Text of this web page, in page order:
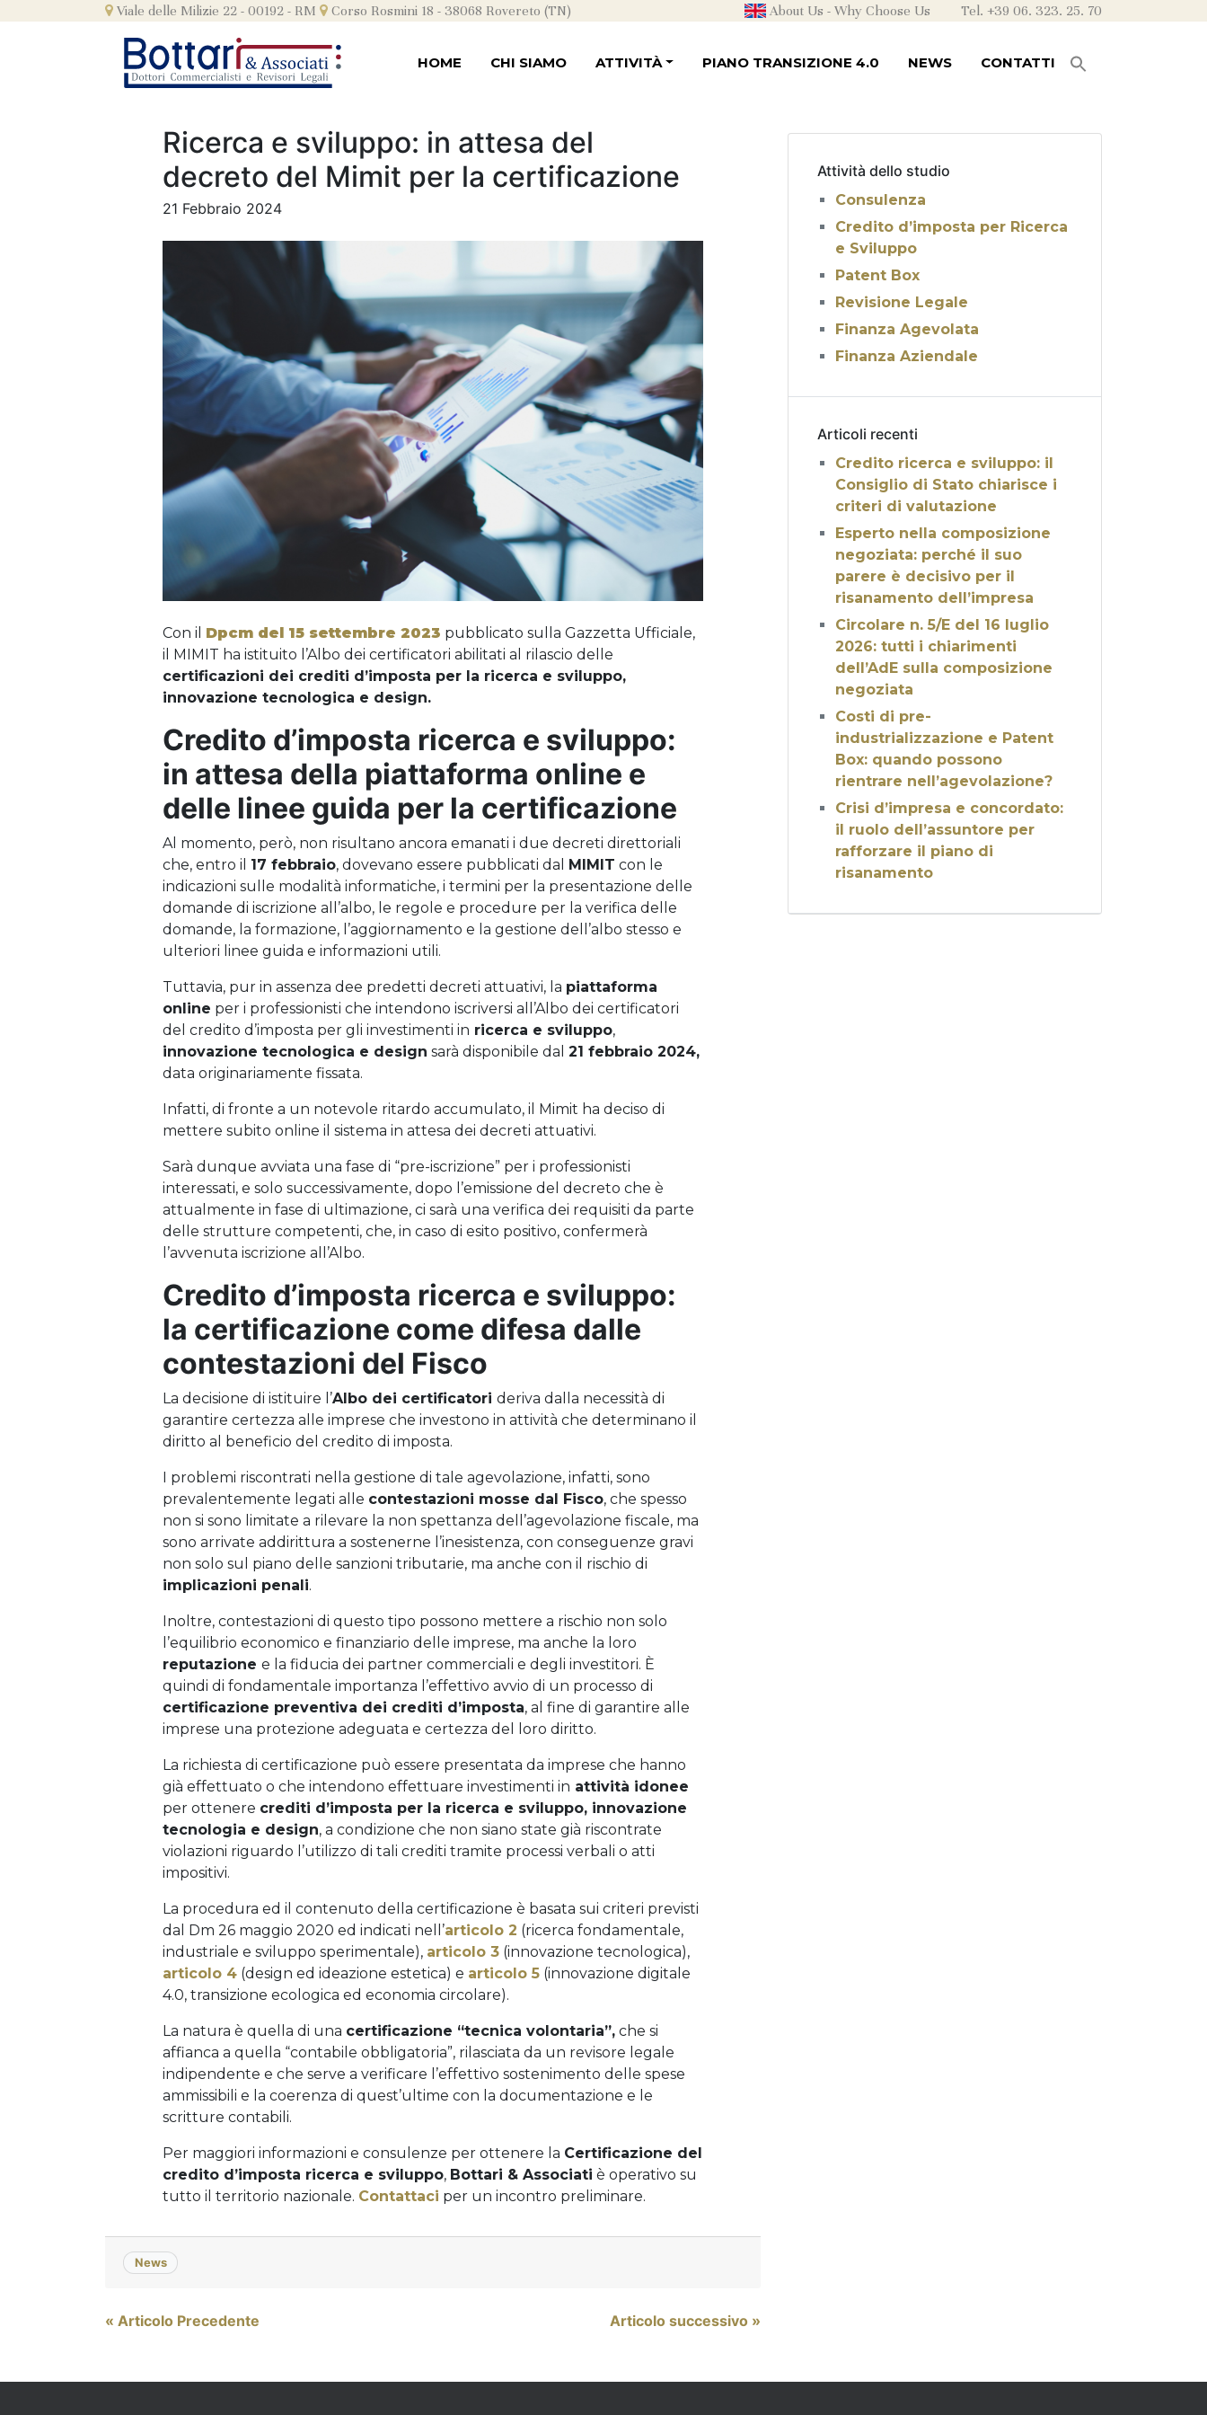
Viale delle Milizie 22 - 00192 - RM Corso Rosmini 18 - 38068 Rovereto (TN) About Us - Why Choose Us Tel. +39 06. 323. 25. 70
HOME CHI SIAMO ATTIVITÀ PIANO TRANSIZIONE 4.0 NEWS CONTATTI
Ricerca e sviluppo: in attesa del
decreto del Mimit per la certificazione
21 Febbraio 2024
Con il Dpcm del 15 settembre 2023 pubblicato sulla Gazzetta Ufficiale,
il MIMIT ha istituito l’Albo dei certificatori abilitati al rilascio delle
certificazioni dei crediti d’imposta per la ricerca e sviluppo,
innovazione tecnologica e design.
Credito d’imposta ricerca e sviluppo:
in attesa della piattaforma online e
delle linee guida per la certificazione
Al momento, però, non risultano ancora emanati i due decreti direttoriali
che, entro il 17 febbraio, dovevano essere pubblicati dal MIMIT con le
indicazioni sulle modalità informatiche, i termini per la presentazione delle
domande di iscrizione all’albo, le regole e procedure per la verifica delle
domande, la formazione, l’aggiornamento e la gestione dell’albo stesso e
ulteriori linee guida e informazioni utili.
Tuttavia, pur in assenza dee predetti decreti attuativi, la piattaforma
online per i professionisti che intendono iscriversi all’Albo dei certificatori
del credito d’imposta per gli investimenti in ricerca e sviluppo,
innovazione tecnologica e design sarà disponibile dal 21 febbraio 2024,
data originariamente fissata.
Infatti, di fronte a un notevole ritardo accumulato, il Mimit ha deciso di
mettere subito online il sistema in attesa dei decreti attuativi.
Sarà dunque avviata una fase di “pre-iscrizione” per i professionisti
interessati, e solo successivamente, dopo l’emissione del decreto che è
attualmente in fase di ultimazione, ci sarà una verifica dei requisiti da parte
delle strutture competenti, che, in caso di esito positivo, confermerà
l’avvenuta iscrizione all’Albo.
Credito d’imposta ricerca e sviluppo:
la certificazione come difesa dalle
contestazioni del Fisco
La decisione di istituire l’Albo dei certificatori deriva dalla necessità di
garantire certezza alle imprese che investono in attività che determinano il
diritto al beneficio del credito di imposta.
I problemi riscontrati nella gestione di tale agevolazione, infatti, sono
prevalentemente legati alle contestazioni mosse dal Fisco, che spesso
non si sono limitate a rilevare la non spettanza dell’agevolazione fiscale, ma
sono arrivate addirittura a sostenerne l’inesistenza, con conseguenze gravi
non solo sul piano delle sanzioni tributarie, ma anche con il rischio di
implicazioni penali.
Inoltre, contestazioni di questo tipo possono mettere a rischio non solo
l’equilibrio economico e finanziario delle imprese, ma anche la loro
reputazione e la fiducia dei partner commerciali e degli investitori. È
quindi di fondamentale importanza l’effettivo avvio di un processo di
certificazione preventiva dei crediti d’imposta, al fine di garantire alle
imprese una protezione adeguata e certezza del loro diritto.
La richiesta di certificazione può essere presentata da imprese che hanno
già effettuato o che intendono effettuare investimenti in attività idonee
per ottenere crediti d’imposta per la ricerca e sviluppo, innovazione
tecnologia e design, a condizione che non siano state già riscontrate
violazioni riguardo l’utilizzo di tali crediti tramite processi verbali o atti
impositivi.
La procedura ed il contenuto della certificazione è basata sui criteri previsti
dal Dm 26 maggio 2020 ed indicati nell’articolo 2 (ricerca fondamentale,
industriale e sviluppo sperimentale), articolo 3 (innovazione tecnologica),
articolo 4 (design ed ideazione estetica) e articolo 5 (innovazione digitale
4.0, transizione ecologica ed economia circolare).
La natura è quella di una certificazione “tecnica volontaria”, che si
affianca a quella “contabile obbligatoria”, rilasciata da un revisore legale
indipendente e che serve a verificare l’effettivo sostenimento delle spese
ammissibili e la coerenza di quest’ultime con la documentazione e le
scritture contabili.
Per maggiori informazioni e consulenze per ottenere la Certificazione del
credito d’imposta ricerca e sviluppo, Bottari & Associati è operativo su
tutto il territorio nazionale. Contattaci per un incontro preliminare.
News
Navigazione
« Articolo Precedente Articolo successivo »
Attività dello studio
Consulenza
Credito d’imposta per Ricerca
e Sviluppo
Patent Box
Revisione Legale
Finanza Agevolata
Finanza Aziendale
Articoli recenti
Credito ricerca e sviluppo: il
Consiglio di Stato chiarisce i
criteri di valutazione
Esperto nella composizione
negoziata: perché il suo
parere è decisivo per il
risanamento dell’impresa
Circolare n. 5/E del 16 luglio
2026: tutti i chiarimenti
dell’AdE sulla composizione
negoziata
Costi di pre-
industrializzazione e Patent
Box: quando possono
rientrare nell’agevolazione?
Crisi d’impresa e concordato:
il ruolo dell’assuntore per
rafforzare il piano di
risanamento